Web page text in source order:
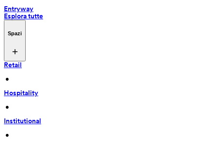
Entryway
Esplora tutte
Spazi
Retail
•
Hospitality
•
Institutional
•